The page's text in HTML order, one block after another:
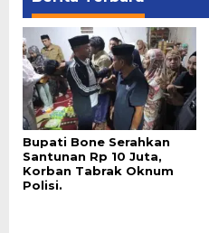
Bupati Bone Serahkan
Santunan Rp 10 Juta,
Korban Tabrak Oknum
Polisi.